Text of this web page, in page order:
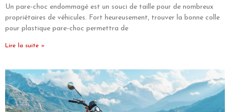
Un pare-choc endommagé est un souci de taille pour de nombreux
propriétaires de véhicules. Fort heureusement, trouver la bonne colle
pour plastique pare-choc permettra de
Lire la suite »